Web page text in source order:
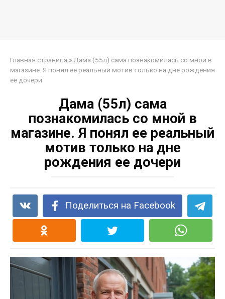
Главная страница » Дама (55л) сама познакомилась со мной в
магазине. Я понял ее реальный мотив только на дне рождения
ее дочери
Дама (55л) сама
познакомилась со мной в
магазине. Я понял ее реальный
мотив только на дне
рождения ее дочери
Поделиться на Facebook